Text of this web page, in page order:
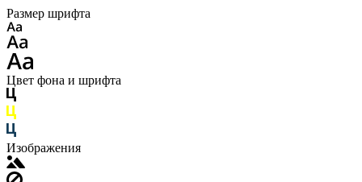
Размер шрифта
Цвет фона и шрифта
Изображения